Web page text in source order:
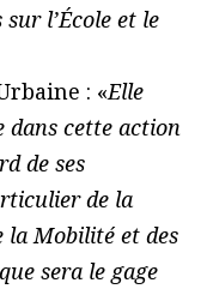
l’École et le
: «Elle
dans cette action
de ses
de la
la Mobilité et des
sera le gage